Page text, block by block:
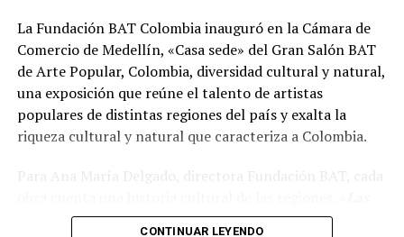
Cargando...
El programa busca que emprendedores y mipymes
incorporen nuevas herramientas de economía digital y
comercio electrónico para ampliar sus mercados,
aumentar su visibilidad y sacar mayor provecho de las
plataformas digitales disponibles. La combinación de
formación práctica y acompañamiento especializado
también apunta a acelerar la transformación digital del
tejido empresarial local y fortalecer una economía más
Con esta iniciativa, Ruta N consolida su papel como
La Fundación BAT Colombia inauguró en la Cámara de
Comercio de Medellín, «Casa sede» del Gran Salón BAT
de Arte Popular, Colombia, diversidad cultural y natural,
una exposición que reúne el talento de artistas
populares de distintas regiones del país y exalta la
riqueza cultural y natural que caracteriza a Colombia.
Para Ana María Delgado, directora Fundación BAT, cada
mejores obras, los artistas empíricos de Colombia que
CONTINUAR LEYENDO